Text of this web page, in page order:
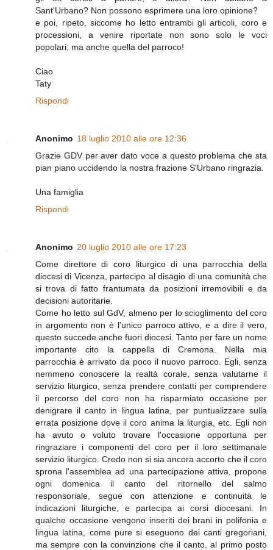
Sant'Urbano? Non possono esprimere una loro opinione?
e poi, ripeto, siccome ho letto entrambi gli articoli, coro e
processioni, a venire riportate non sono solo le voci
popolari, ma anche quella del parroco!
Ciao
Taty
Rispondi
Anonimo 18 luglio 2010 alle ore 12:36
Grazie GDV per aver dato voce a questo problema che sta
pian piano uccidendo la nostra frazione S'Urbano ringrazia.
Una famiglia
Rispondi
Anonimo 20 luglio 2010 alle ore 17:23
Come direttore di coro liturgico di una parrocchia della
diocesi di Vicenza, partecipo al disagio di una comunità che
si trova di fatto frantumata da posizioni irremovibili e da
decisioni autoritarie.
Come ho letto sul GdV, almeno per lo scioglimento del coro
in argomento non è l'unico parroco attivo, e a dire il vero,
questo succede anche fuori diocesi. Tanto per fare un nome
importante cito la cappella di Cremona. Nella mia
parrocchia è arrivato da poco il nuovo parroco. Egli, senza
nemmeno conoscere la realtà corale, senza valutarne il
servizio liturgico, senza prendere contatti per comprendere
il percorso del coro non ha risparmiato occasione per
denigrare il canto in lingua latina, per puntualizzare sulla
errata posizione dove il coro anima la liturgia, etc. Egli non
ha avuto o voluto trovare l'occasione opportuna per
ringraziare i componenti del coro per il loro settimanale
servizio liturgico. Credo non si sia ancora accorto che il coro
sprona l'assemblea ad una partecipazione attiva, propone
ogni domenica il canto del ritornello del salmo
responsoriale, segue con attenzione e continuità le
indicazioni liturgiche, e partecipa ai corsi diocesani. In
qualche occasione vengono inseriti dei brani in polifonia e
lingua latina, come pure si eseguono dei canti gregoriani,
ma sempre con la convinzione che il canto, al primo posto